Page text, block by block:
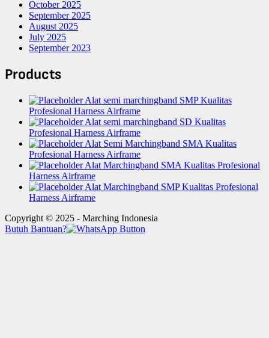
October 2025
September 2025
August 2025
July 2025
September 2023
Products
Alat semi marchingband SMP Kualitas
Profesional Harness Airframe
Alat semi marchingband SD Kualitas
Profesional Harness Airframe
Alat Semi Marchingband SMA Kualitas
Profesional Harness Airframe
Alat Marchingband SMA Kualitas Profesional
Harness Airframe
Alat Marchingband SMP Kualitas Profesional
Harness Airframe
Copyright © 2025 - Marching Indonesia
Butuh Bantuan?